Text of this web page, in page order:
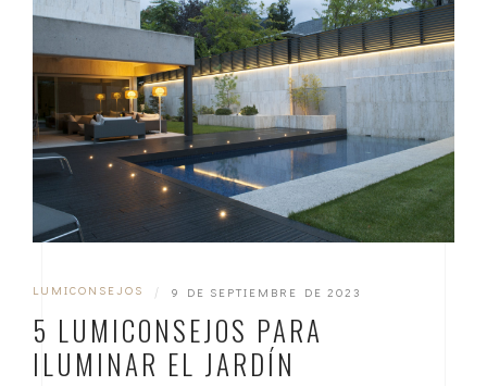
LUMICONSEJOS | 9 DE SEPTIEMBRE DE 2023
5 LUMICONSEJOS PARA
ILUMINAR EL JARDÍN